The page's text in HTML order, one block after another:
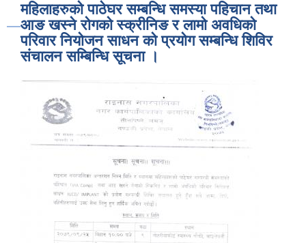
महिलाहरुको पाठेघर सम्बन्धि समस्या पहिचान तथा
आङ खस्ने रोगको स्क्रीनिङ र लामो अवधिकाे
परिवार नियाेजन साधन काे प्रयाेग सम्बन्धि शिविर
संचालन सम्बिन्धि सूचना ।